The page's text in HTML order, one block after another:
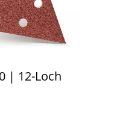
| 12-Loch